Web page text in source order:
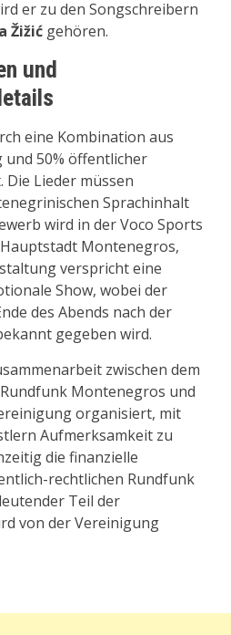
er zu den Songschreibern
Žižić gehören.
und
eine Kombination aus
und 50% öffentlicher
Lieder müssen
Sprachinhalt
wird in der Voco Sports
Montenegros,
verspricht eine
Show, wobei der
des Abends nach der
gegeben wird.
zwischen dem
Montenegros und
organisiert, mit
Aufmerksamkeit zu
die finanzielle
rechtlichen Rundfunk
Teil der
von der Vereinigung